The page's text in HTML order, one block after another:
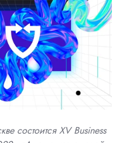
состоится XV Business